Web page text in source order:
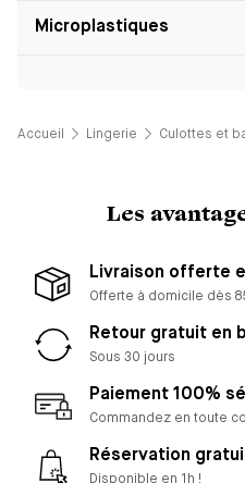
Microplastiques
Accueil Lingerie Culottes et
Les
Livraison offerte
Offerte à domicile dès
Retour gratuit en
Sous 30 jours
Paiement 100%
Commandez en toute
Réservation
Disponible en 1h !